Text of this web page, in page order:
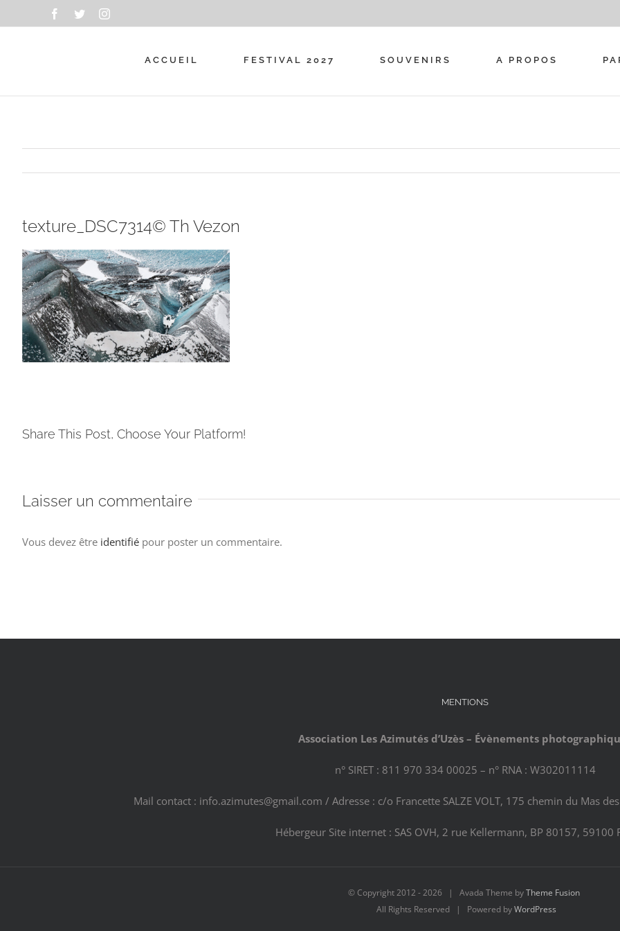
au
Facebook
TwitterInstagram
ACCUEIL FESTIVAL 2027 SOUVENIRS A PROPOS
texture_DSC7314© Th Vezon
Share This Post, Choose Your Platform!
Laisser un commentaire
Vous devez être identifié pour poster un commentaire.
MENTIONS
Association Les Azimutés d’Uzès – Évènements
n° SIRET : 811 970 334 00025 – n° RNA : W302011114
Mail contact : info.azimutes@gmail.com / Adresse : c/o Francette SALZE VOLT, 175 chemin du Mas
Hébergeur Site internet : SAS OVH, 2 rue Kellermann, BP 80157, 59100
© Copyright 2012 -2026 | Avada Theme byTheme Fusion
All Rights Reserved | Powered byWordPress